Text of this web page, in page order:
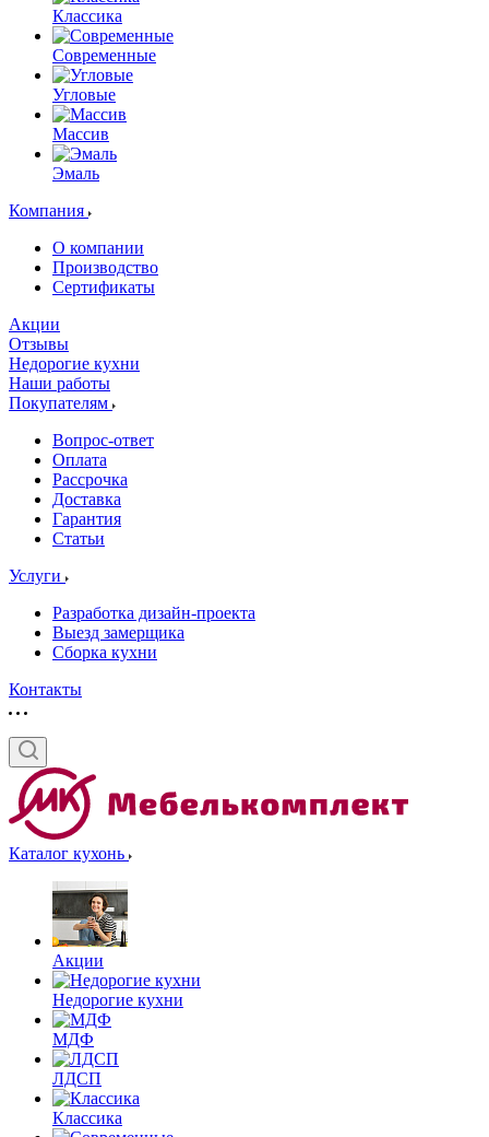
Классика
Современные
Угловые
Массив
Эмаль
Компания
О компании
Производство
Сертификаты
Акции
Отзывы
Недорогие кухни
Наши работы
Покупателям
Вопрос-ответ
Оплата
Рассрочка
Доставка
Гарантия
Статьи
Услуги
Разработка дизайн-проекта
Выезд замерщика
Сборка кухни
Контакты
Каталог кухонь
Акции
Недорогие кухни
МДФ
ЛДСП
Классика